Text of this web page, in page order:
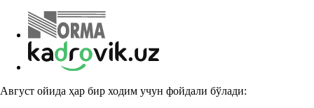
Август ойида ҳар бир ходим учун фойдали бўлади: